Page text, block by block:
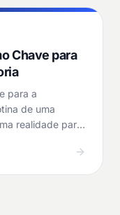
Chave para
para a
de uma
realidade para